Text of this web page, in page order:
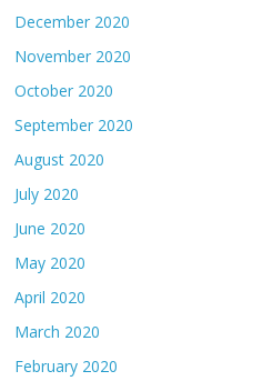
December 2020
November 2020
October 2020
September 2020
August 2020
July 2020
June 2020
May 2020
April 2020
March 2020
February 2020